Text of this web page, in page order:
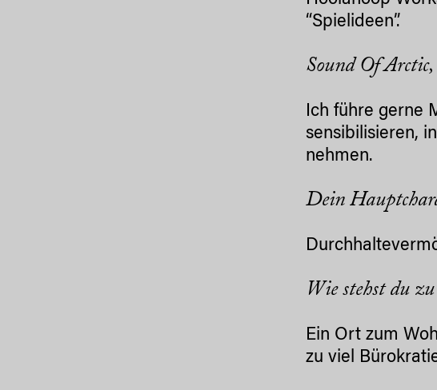
“Spielideen”.
Sound Of Arctic,
Ich führe gerne
sensibilisieren,
nehmen.
Dein
Wie stehst du
Ein Ort zum
zu viel